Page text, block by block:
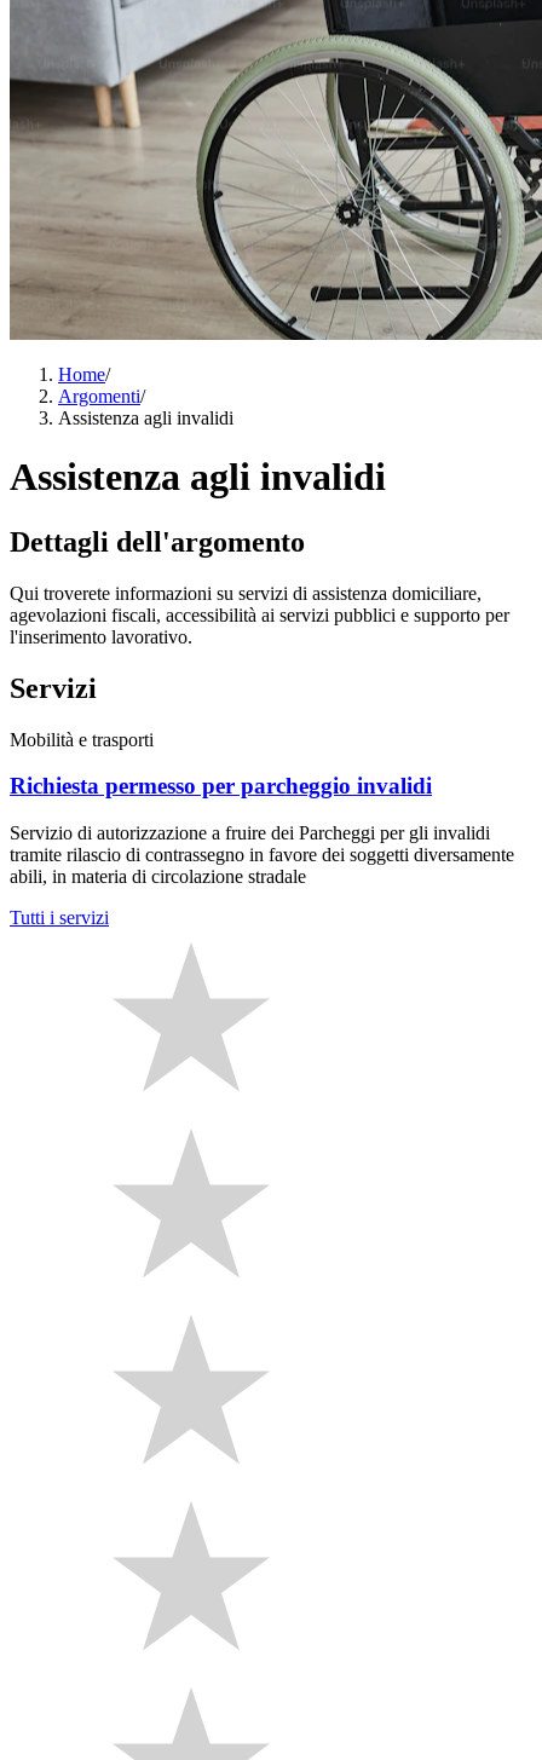
Home/
Argomenti/
Assistenza agli invalidi
Assistenza agli invalidi
Dettagli dell'argomento
Qui troverete informazioni su servizi di assistenza domiciliare,
agevolazioni fiscali, accessibilità ai servizi pubblici e supporto per
l'inserimento lavorativo.
Servizi
Mobilità e trasporti
Richiesta permesso per parcheggio invalidi
Servizio di autorizzazione a fruire dei Parcheggi per gli invalidi
tramite rilascio di contrassegno in favore dei soggetti diversamente
abili, in materia di circolazione stradale
Tutti i servizi